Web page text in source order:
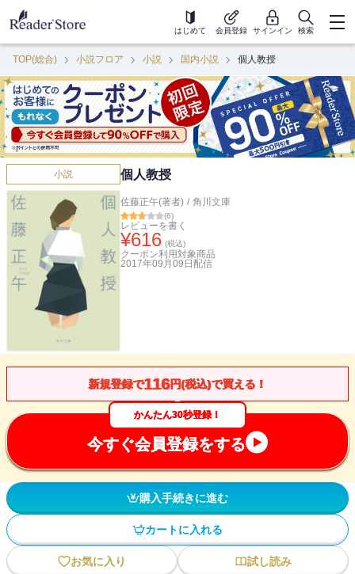
はじめて 会員登録 サインイン 検索
TOP(総合) 小説フロア 小説 国内小説 個人教授
小説 個人教授
佐藤正午(著者) / 角川文庫
(6)
レビューを書く
¥616 (税込)
クーポン利用対象商品
2017年09月09日 配信
新規登録で116円(税込)で買える！
かんたん30秒登録！
今すぐ会員登録をする
購入手続きに進む
カートに入れる
お気に入り 試し読み